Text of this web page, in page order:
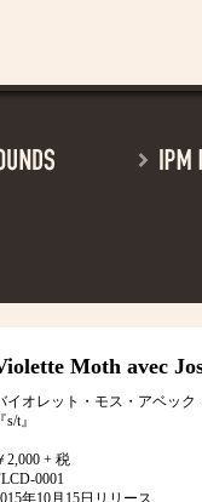
Moth avec
イオレット・モス・アベック
s/t』
2,000 + 税
0001
年10月15日リリース